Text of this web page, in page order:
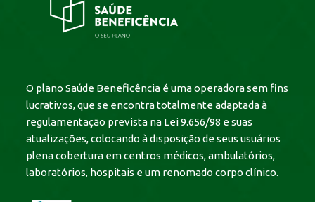
O plano Saúde Beneficência é uma operadora sem fins
lucrativos, que se encontra totalmente adaptada à
regulamentação prevista na Lei 9.656/98 e suas
atualizações, colocando à disposição de seus usuários
plena cobertura em centros médicos, ambulatórios,
laboratórios, hospitais e um renomado corpo clínico.